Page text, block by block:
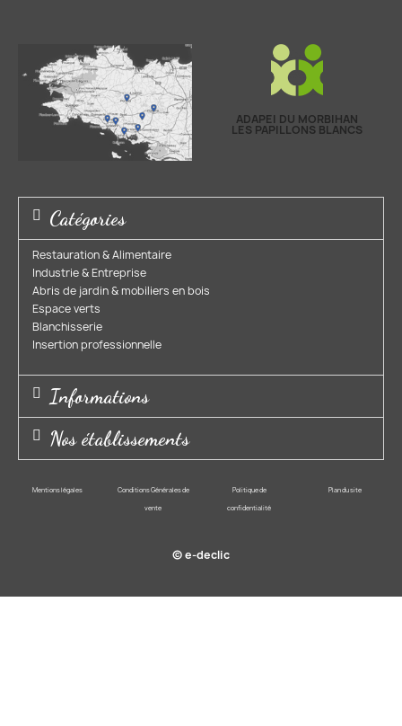
ADAPEI DU MORBIHAN
LES PAPILLONS BLANCS
Catégories
Restauration & Alimentaire
Industrie & Entreprise​
Abris de jardin & mobiliers en bois​
Espace verts​
Blanchisserie​
Insertion professionnelle​
Informations
Nos établissements
Mentions légales Conditions Générales de
vente
Politique de
confidentialité
Plan du site
© e-declic